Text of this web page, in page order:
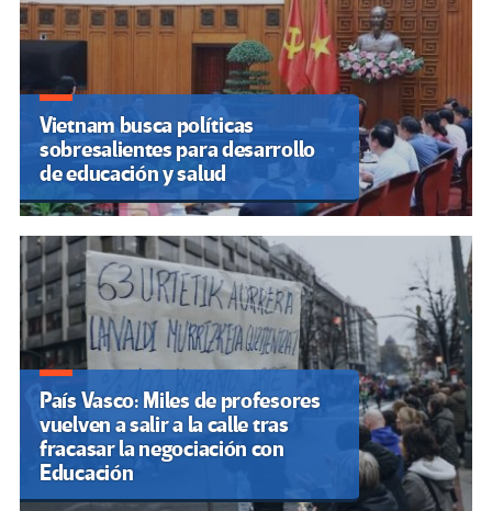
Vietnam busca políticas
sobresalientes para desarrollo
de educación y salud
País Vasco: Miles de profesores
vuelven a salir a la calle tras
fracasar la negociación con
Educación